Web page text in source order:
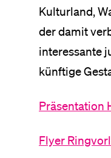
Kulturland,
der damit
interessante
künftige
Präsentation
Flyer